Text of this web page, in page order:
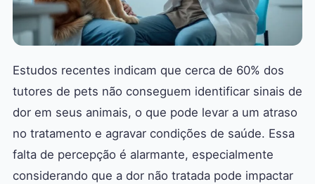
Estudos recentes indicam que cerca de 60% dos
tutores de pets não conseguem identificar sinais de
dor em seus animais, o que pode levar a um atraso
no tratamento e agravar condições de saúde. Essa
falta de percepção é alarmante, especialmente
considerando que a dor não tratada pode impactar